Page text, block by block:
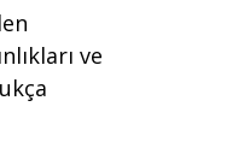
ve